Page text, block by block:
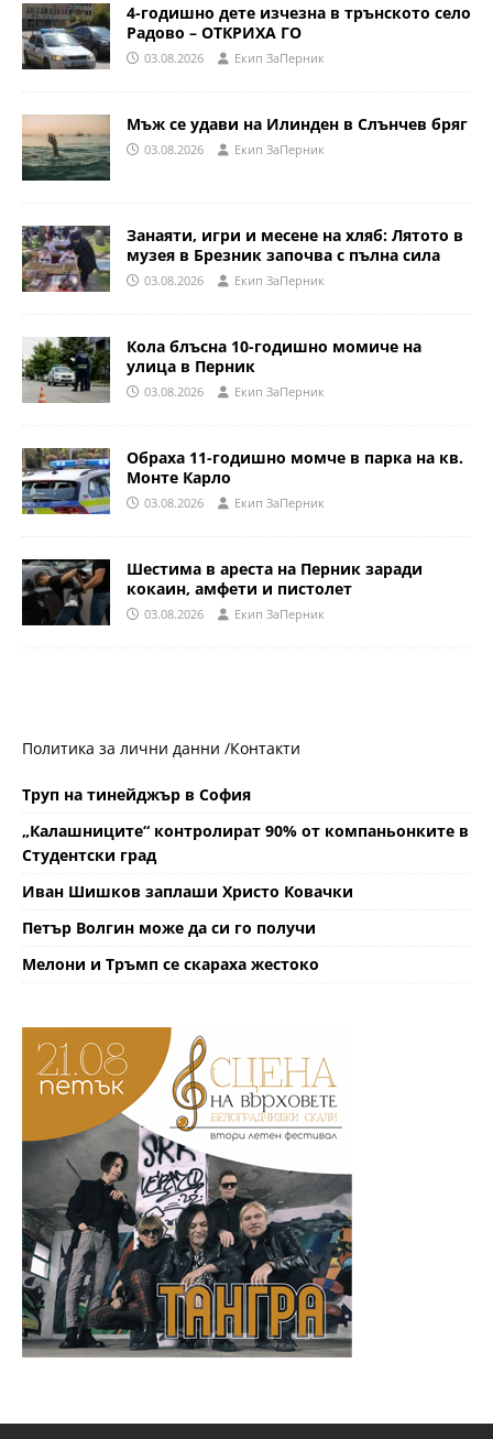
4-годишно дете изчезна в трънското село
Радово – ОТКРИХА ГО
03.08.2026 Eкип ЗаПерник
Мъж се удави на Илинден в Слънчев бряг
03.08.2026 Eкип ЗаПерник
Занаяти, игри и месене на хляб: Лятото в
музея в Брезник започва с пълна сила
03.08.2026 Eкип ЗаПерник
Кола блъсна 10-годишно момиче на
улица в Перник
03.08.2026 Eкип ЗаПерник
Обраха 11-годишно момче в парка на кв.
Монте Карло
03.08.2026 Eкип ЗаПерник
Шестима в ареста на Перник заради
кокаин, амфети и пистолет
03.08.2026 Eкип ЗаПерник
Политика за лични данни /Контакти
Труп на тинейджър в София
„Калашниците“ контролират 90% от компаньонките в
Студентски град
Иван Шишков заплаши Христо Ковачки
Петър Волгин може да си го получи
Мелони и Тръмп се скараха жестоко